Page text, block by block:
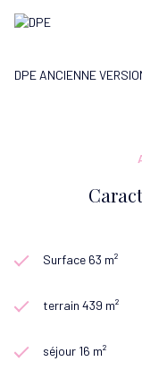
DPE ANCIENNE
Surface 63 m²
terrain 439 m²
séjour 16 m²